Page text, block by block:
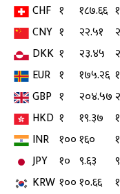
CHF १ १८७.६६
CNY १ २२.५१
DKK १ २३.४५
EUR १ १७५.२६
GBP १ २०४.५७
HKD १ १९.३७
INR १००१६०
JPY
१० ९.६३
KRW १००१०.६६